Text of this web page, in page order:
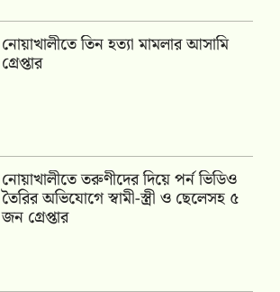
নোয়াখালীতে তিন হত্যা মামলার আসামি
গ্রেপ্তার
নোয়াখালীতে তরুণীদের দিয়ে পর্ন ভিডিও
তৈরির অভিযোগে স্বামী-স্ত্রী ও ছেলেসহ ৫
জন গ্রেপ্তার